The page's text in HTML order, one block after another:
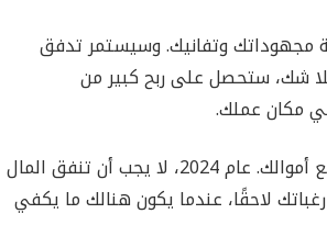
نتيجة مجهوداتك وتفانيك. وسيستمر تدفق
الاستثمارات السابقة إبى نهاية عام 2025. وبلا شك، ستحصل على ربح كبير من
مكان عملك.
الحذر ثم الحذر من النفقات غير المتوقعة التي قد تتداخل مع أموالك. عام 2024، لا يجب أن تنفق المال
لاحقًا، عندما يكون هنالك ما يكفي